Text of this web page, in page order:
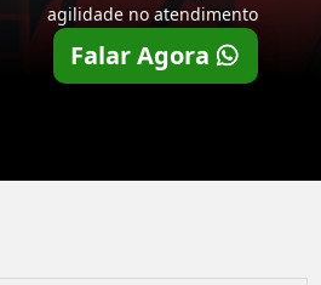
agilidade no atendimento
Falar Agora